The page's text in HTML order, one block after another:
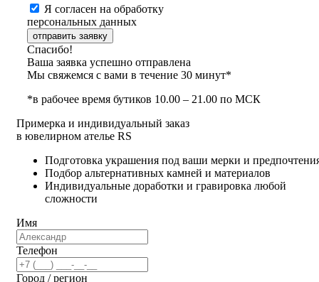
Я согласен на обработку
персональных данных
отправить заявку
Спасибо!
Ваша заявка успешно отправлена
Мы свяжемся с вами в течение 30 минут*
*в рабочее время бутиков 10.00 – 21.00 по МСК
Примерка и индивидуальный заказ
в ювелирном ателье RS
Подготовка украшения под ваши мерки и
Подбор альтернативных камней и материалов
Индивидуальные доработки и гравировка любой
сложности
Имя
Телефон
Город / регион